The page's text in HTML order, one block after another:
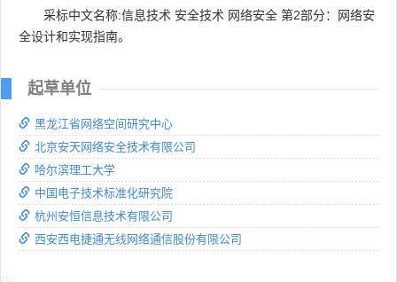
采标中文名称:信息技术 安全技术 网络安全 第2部分：网络安
全设计和实现指南。
起草单位
黑龙江省网络空间研究中心
北京安天网络安全技术有限公司
哈尔滨理工大学
中国电子技术标准化研究院
杭州安恒信息技术有限公司
西安西电捷通无线网络通信股份有限公司